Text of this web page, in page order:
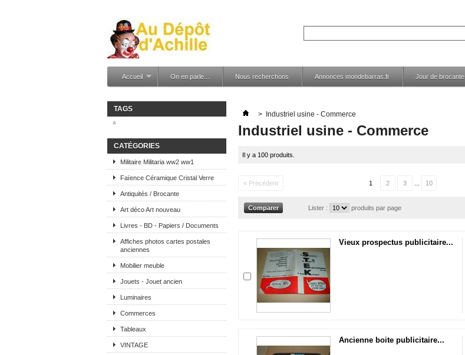
Accueil On en parle... Nous recherchons Annonces mondebarras.fr Jour de brocante
TAGS
a
CATÉGORIES
Militaire Militaria ww2 ww1
Faïence Céramique Cristal Verre
Antiquités / Brocante
Art déco Art nouveau
Livres - BD - Papiers / Documents
Affiches photos cartes postales
anciennes
Mobilier meuble
Jouets - Jouet ancien
Luminaires
Commerces
Tableaux
VINTAGE
> Industriel usine - Commerce
Industriel usine - Commerce
Il y a 100 produits.
« Précédent 1 2 3 10
Lister : produits par page
Vieux prospectus publicitaire...
Ancienne boite publicitaire...